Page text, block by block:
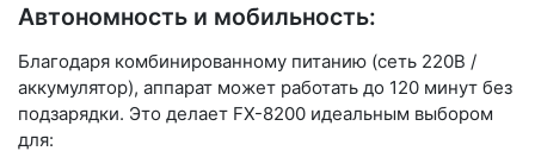
Автономность и мобильность:
Благодаря комбинированному питанию (сеть 220В /
аккумулятор), аппарат может работать до 120 минут без
подзарядки. Это делает FX-8200 идеальным выбором
для: